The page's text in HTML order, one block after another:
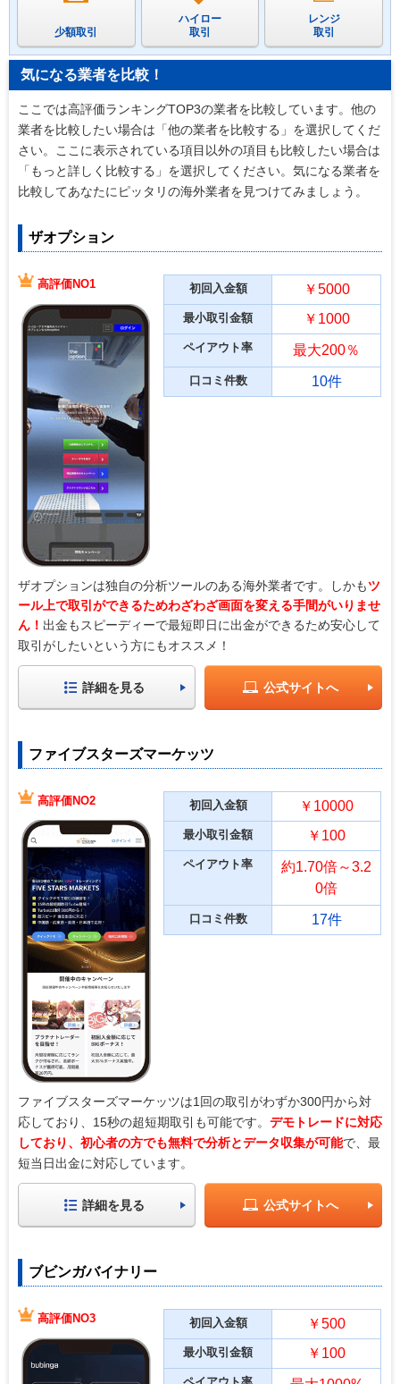
少額取引
ハイロー
取引
レンジ
取引
気になる業者を比較！
ここでは高評価ランキングTOP3の業者を比較しています。他の
業者を比較したい場合は「他の業者を比較する」を選択してくだ
さい。ここに表示されている項目以外の項目も比較したい場合は
「もっと詳しく比較する」を選択してください。気になる業者を
比較してあなたにピッタリの海外業者を見つけてみましょう。
ザオプション
高評価NO1 初回入金額 ￥5000
最小取引金額 ￥1000
ペイアウト率 最大200％
口コミ件数 10件
ザオプションは独自の分析ツールのある海外業者です。しかもツ
ール上で取引ができるためわざわざ画面を変える手間がいりませ
ん！ 出金もスピーディーで最短即日に出金ができるため安心して
取引がしたいという方にもオススメ！
詳細を見る 公式サイトへ
ファイブスターズマーケッツ
高評価NO2 初回入金額 ￥10000
最小取引金額 ￥100
ペイアウト率
約1.70倍～3.2
0倍
口コミ件数 17件
ファイブスターズマーケッツは1回の取引がわずか300円から対
応しており、15秒の超短期取引も可能です。 デモトレードに対応
しており、初心者の方でも無料で分析とデータ収集が可能で、最
短当日出金に対応しています。
詳細を見る 公式サイトへ
ブビンガバイナリー
高評価NO3 初回入金額 ￥500
最小取引金額 ￥100